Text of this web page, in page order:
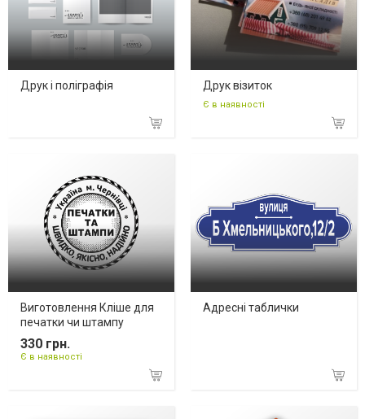
Друк і поліграфія Друк візиток
Є в наявності
Виготовлення Кліше для
печатки чи штампу
330 грн.
Є в наявності
Адресні таблички